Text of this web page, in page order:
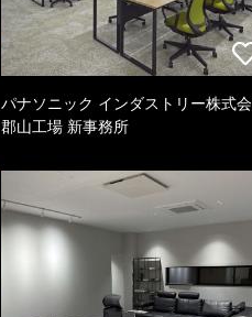
パナソニック インダストリー株式
郡山工場 新事務所